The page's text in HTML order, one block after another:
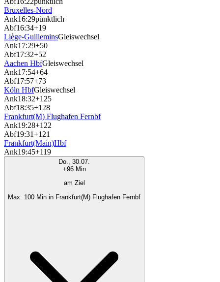
Bruxelles-Nord
Ank16:29pünktlich
Abf16:34+19
Liège-GuilleminsGleiswechsel
Ank17:29+50
Abf17:32+52
Aachen HbfGleiswechsel
Ank17:54+64
Abf17:57+73
Köln HbfGleiswechsel
Ank18:32+125
Abf18:35+128
Frankfurt(M) Flughafen Fernbf
Ank19:28+122
Abf19:31+121
Frankfurt(Main)Hbf
Ank19:45+119
Do., 30.07.
+96 Min
am Ziel
Max. 100 Min in Frankfurt(M) Flughafen Fernbf